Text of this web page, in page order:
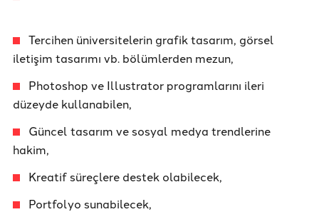
Tercihen üniversitelerin grafik tasarım, görsel
iletişim tasarımı vb. bölümlerden mezun,
Photoshop ve Illustrator programlarını ileri
düzeyde kullanabilen,
Güncel tasarım ve sosyal medya trendlerine
hakim,
Kreatif süreçlere destek olabilecek,
Portfolyo sunabilecek,